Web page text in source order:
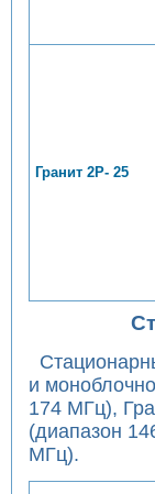
Гранит 2Р- 25
и
174 МГц),
(диапазон
МГц).